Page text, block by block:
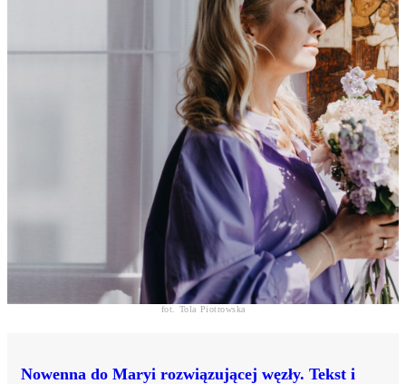
fot. Tola Piotrowska
Nowenna do Maryi rozwiązującej węzły. Tekst i